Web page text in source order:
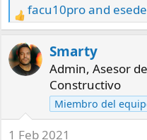
R
e
a
c
n
facu10proand
Smarty
Admin, Asesor
Constructivo
Miembro del
1 Feb 2021